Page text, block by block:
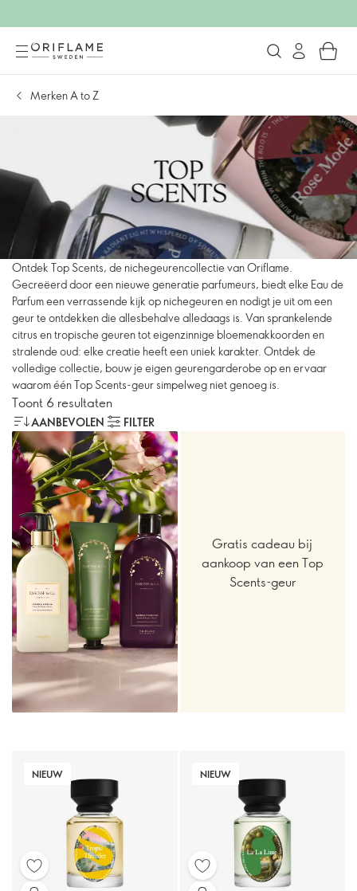
Merken A to Z
Ontdek Top Scents, de nichegeurencollectie van Oriflame.
Gecreëerd door een nieuwe generatie parfumeurs, biedt elke Eau de
Parfum een verrassende kijk op nichegeuren en nodigt je uit om een
geur te ontdekken die allesbehalve alledaags is. Van sprankelende
citrus en tropische geuren tot eigenzinnige bloemenakkoorden en
stralende oud: elke creatie heeft een uniek karakter. Ontdek de
volledige collectie, bouw je eigen geurengarderobe op en ervaar
waarom één Top Scents-geur simpelweg niet genoeg is.
Toont 6 resultaten
AANBEVOLEN FILTER
Gratis cadeau bij
aankoop van een Top
Scents-geur
NIEUW NIEUW